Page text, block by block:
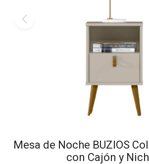
Mesa de Noche BUZIOS
con Cajón y